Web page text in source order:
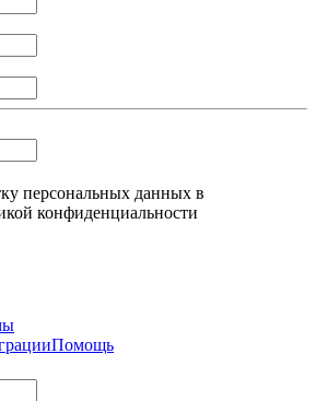
персональных данных в
конфиденциальности
Помощь